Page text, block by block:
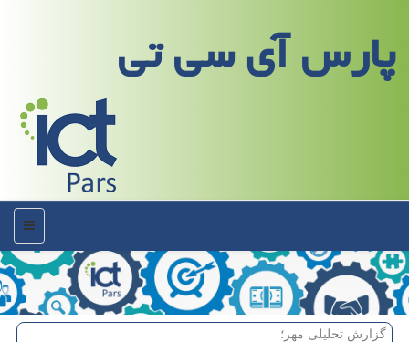
پارس آی سی تی
منو
گزارش تحلیلی مهر؛